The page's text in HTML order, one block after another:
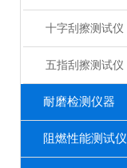
十字刮擦测试仪
五指刮擦测试仪
耐磨检测仪器
阻燃性能测试仪